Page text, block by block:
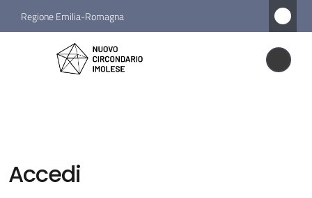
Vai al contenuto
Vai alla navigazione
Vai al footer
Regione Emilia-Romagna
Nuovo Circondario Imolese
Nuovo
Circondario
Accedi